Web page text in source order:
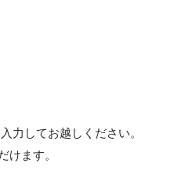
力してお越しください。
けます。